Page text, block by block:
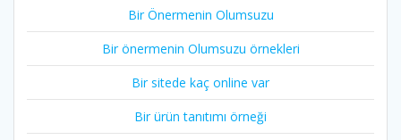
Bir Önermenin Olumsuzu
Bir önermenin Olumsuzu örnekleri
Bir sitede kaç online var
Bir ürün tanıtımı örneği